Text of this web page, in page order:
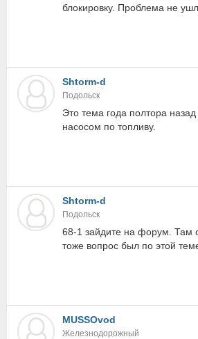
блокировку. Проблема не
Shtorm-d
Подольск
Это тема года полтора
насосом по топливу.
Shtorm-d
Подольск
68-1 зайдите на форум. Там
тоже вопрос был по этой
MUSSOvod
Железнодорожный